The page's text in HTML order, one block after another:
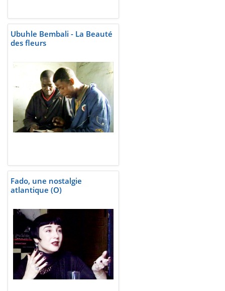
Ubuhle Bembali - La Beauté
des fleurs
Fado, une nostalgie
atlantique (O)